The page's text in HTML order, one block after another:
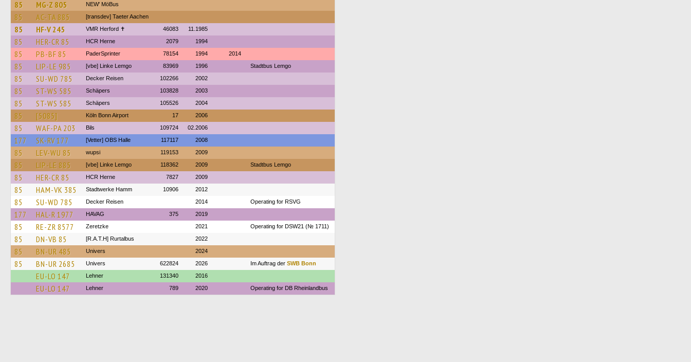
85 MG-Z 805 NEW' MöBus
85 AC-TA 885 [transdev] Taeter Aachen
85 HF-V 245 VMR Herford ✝ 46083 11.1985
85 HER-CR 85 HCR Herne 2079 1994
85 PB-BF 85 PaderSprinter 78154 1994 2014
85 LIP-LE 985 [vbe] Linke Lemgo 83969 1996 Stadtbus Lemgo
85 SU-WD 785 Decker Reisen 102266 2002
85 ST-WS 585 Schäpers 103828 2003
85 ST-WS 585 Schäpers 105526 2004
85 [5085] Köln Bonn Airport 17 2006
85 WAF-PA 203 Bils 109724 02.2006
177 SK-RV 177 [Vetter] OBS Halle 117117 2008
85 LEV-WU 85 wupsi 119153 2009
85 LIP-LE 885 [vbe] Linke Lemgo 118362 2009 Stadtbus Lemgo
85 HER-CR 85 HCR Herne 7827 2009
85 HAM-VK 385 Stadtwerke Hamm 10906 2012
85 SU-WD 785 Decker Reisen 2014 Operating for RSVG
177 HAL-R 1977 HAVAG 375 2019
85 RE-ZR 8577 Zeretzke 2021 Operating for DSW21 (№ 1711)
85 DN-VB 85 [R.A.T.H] Rurtalbus 2022
85 BN-UR 485 Univers 2024
85 BN-UR 2685 Univers 622824 2026 Im Auftrag der SWB Bonn
EU-LO 147 Lehner 131340 2016
EU-LO 147 Lehner 789 2020 Operating for DB Rheinlandbus